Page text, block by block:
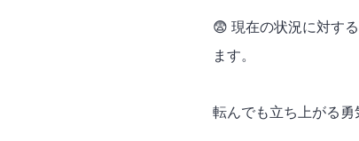
😨 現在の状況に対す
ます。
転んでも立ち上がる勇